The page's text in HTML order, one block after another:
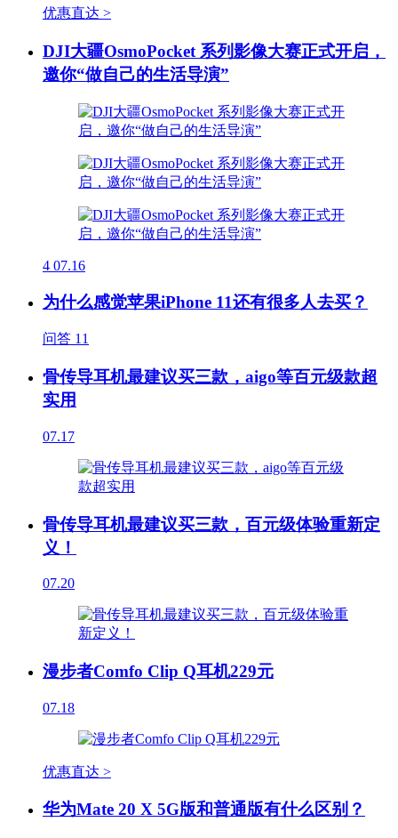
优惠直达 >
DJI大疆OsmoPocket 系列影像大赛正式开启，
邀你“做自己的生活导演”
4 07.16
为什么感觉苹果iPhone 11还有很多人去买？
问答 11
骨传导耳机最建议买三款，aigo等百元级款超
实用
07.17
骨传导耳机最建议买三款，百元级体验重新定
义！
07.20
漫步者Comfo Clip Q耳机229元
07.18
优惠直达 >
华为Mate 20 X 5G版和普通版有什么区别？